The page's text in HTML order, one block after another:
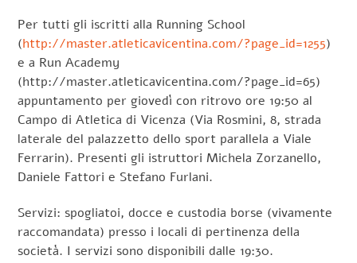
Per tutti gli iscritti alla Running School
(http://master.atleticavicentina.com/?page_id=1255)
e a Run Academy
(http://master.atleticavicentina.com/?page_id=65)
appuntamento per giovedì con ritrovo ore 19:50 al
Campo di Atletica di Vicenza (Via Rosmini, 8, strada
laterale del palazzetto dello sport parallela a Viale
Ferrarin). Presenti gli istruttori Michela Zorzanello,
Daniele Fattori e Stefano Furlani.
Servizi: spogliatoi, docce e custodia borse (vivamente
raccomandata) presso i locali di pertinenza della
società. I servizi sono disponibili dalle 19:30.